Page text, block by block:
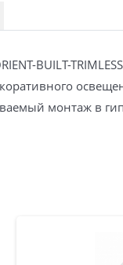
BUILT-
монтаж в